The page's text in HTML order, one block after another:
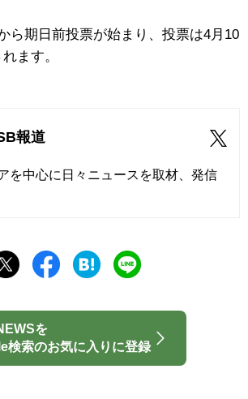
ら期日前投票が始まり、投票は4月10
ます。
報道
を中心に日々ニュースを取材、発信
を
検索のお気に入りに登録